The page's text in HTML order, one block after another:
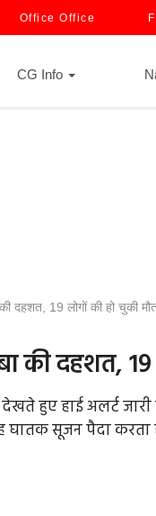
Office Office
CG Info
दहशत, 19 लोगों की हो चुकी
की दहशत,
हुए हाई अलर्ट
सूजन पैदा करता